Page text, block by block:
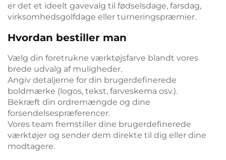
er det et ideelt gavevalg til fødselsdage, farsdag,
virksomhedsgolfdage eller turneringspræmier.
Hvordan bestiller man
Vælg din foretrukne værktøjsfarve blandt vores
brede udvalg af muligheder.
Angiv detaljerne for din brugerdefinerede
boldmærke (logos, tekst, farveskema osv.).
Bekræft din ordremængde og dine
forsendelsespræferencer.
Vores team fremstiller dine brugerdefinerede
værktøjer og sender dem direkte til dig eller dine
modtagere.